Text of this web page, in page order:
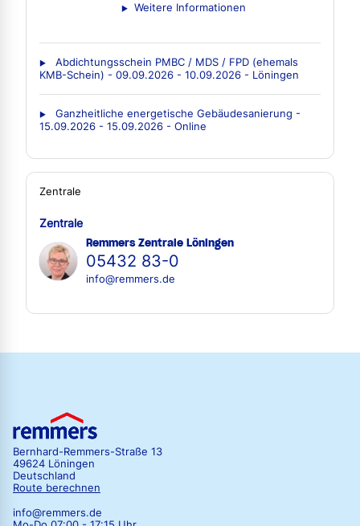
Weitere Informationen
Abdichtungsschein PMBC / MDS / FPD (ehemals
KMB-Schein) - 09.09.2026 - 10.09.2026 - Löningen
Ganzheitliche energetische Gebäudesanierung -
15.09.2026 - 15.09.2026 - Online
Zentrale
Zentrale
Remmers Zentrale Löningen
05432 83-0
info@remmers.de
Bernhard-Remmers-Straße 13
49624 Löningen
Deutschland
Route berechnen
info@remmers.de